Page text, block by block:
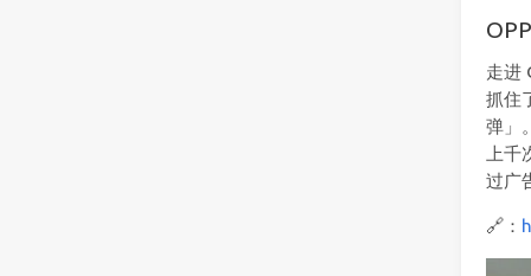
走进
抓住
弹」
上
过广
🔗：